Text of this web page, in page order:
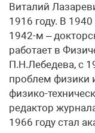
Виталий
1916 году. В
1942-м –
работает в
П.Н.Лебедева, с
проблем физики
физико-
редактор
1966 году стал